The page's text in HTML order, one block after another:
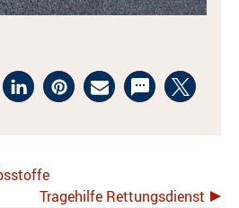
Tragehilfe Rettungsdienst